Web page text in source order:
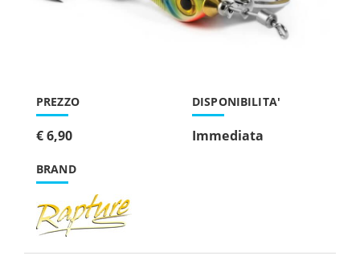
PREZZO
€ 6,90
BRAND
DISPONIBILITA'
Immediata